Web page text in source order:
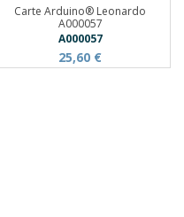
Carte Arduino® Leonardo
A000057
A000057
25,60 €